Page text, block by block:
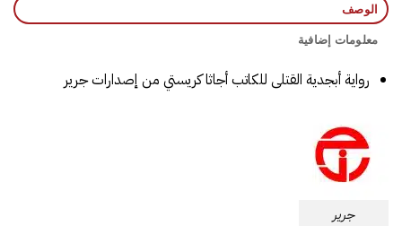
الوصف
معلومات إضافية
رواية ‎أبجدية القتلى‎ للكاتب ‎أجاثا كريستي‎ من إصدارات جرير
جرير